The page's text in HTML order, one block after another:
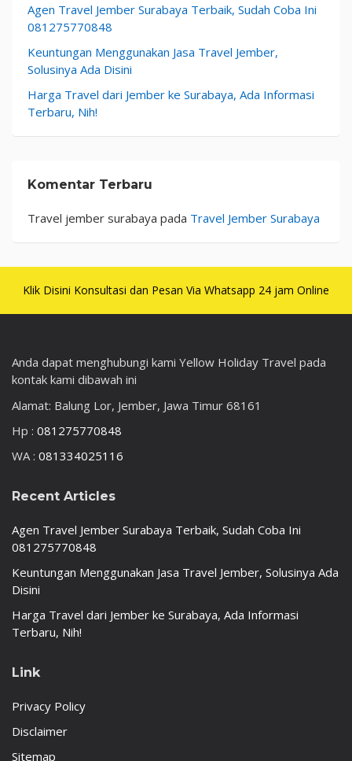
Agen Travel Jember Surabaya Terbaik, Sudah Coba Ini
081275770848
Keuntungan Menggunakan Jasa Travel Jember,
Solusinya Ada Disini
Harga Travel dari Jember ke Surabaya, Ada Informasi
Terbaru, Nih!
Komentar Terbaru
Travel jember surabaya pada Travel Jember Surabaya
Klik Disini Konsultasi dan Pesan Via Whatsapp 24 jam Online
Anda dapat menghubungi kami Yellow Holiday Travel pada
kontak kami dibawah ini
Alamat: Balung Lor, Jember, Jawa Timur 68161
Hp : 081275770848
WA : 081334025116
Recent Articles
Agen Travel Jember Surabaya Terbaik, Sudah Coba Ini
081275770848
Keuntungan Menggunakan Jasa Travel Jember, Solusinya Ada
Disini
Harga Travel dari Jember ke Surabaya, Ada Informasi
Terbaru, Nih!
Link
Privacy Policy
Disclaimer
Sitemap